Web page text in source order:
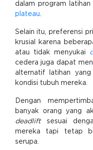
dalam program
plateau.
Selain itu, preferensi
krusial karena
atau tidak menyukai
cedera juga dapat
alternatif latihan
kondisi tubuh mereka.
Dengan
banyak orang yang
deadliftsesuai
mereka tapi tetap
serupa.